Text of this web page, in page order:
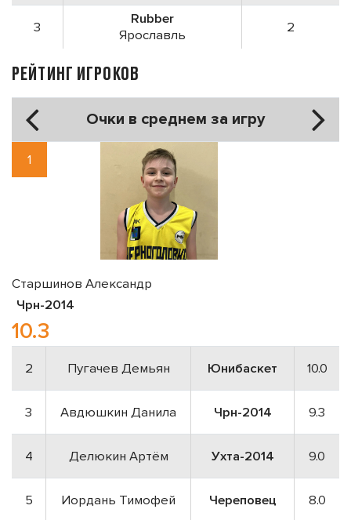
3
Rubber
Ярославль
2
РЕЙТИНГ ИГРОКОВ
Очки в среднем за игру
1
Старшинов Александр
Чрн-2014
10.3
2 Пугачев Демьян Юнибаскет 10.0
3 Авдюшкин Данила Чрн-2014 9.3
4 Делюкин Артëм Ухта-2014 9.0
5 Иордань Тимофей Череповец 8.0